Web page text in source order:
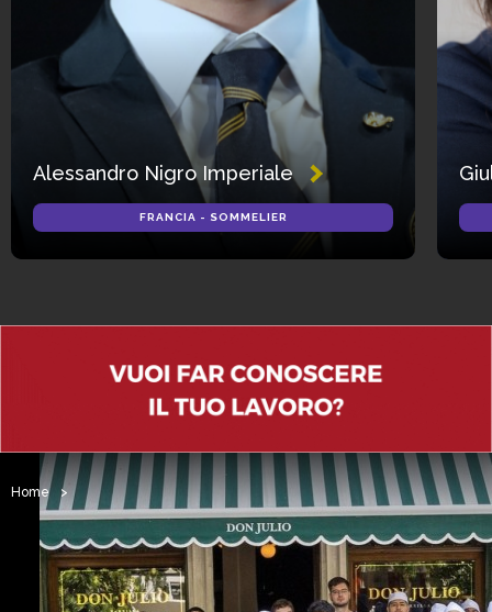
Alessandro Nigro Imperiale
FRANCIA - SOMMELIER
Home >